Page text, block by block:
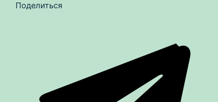
Поделиться